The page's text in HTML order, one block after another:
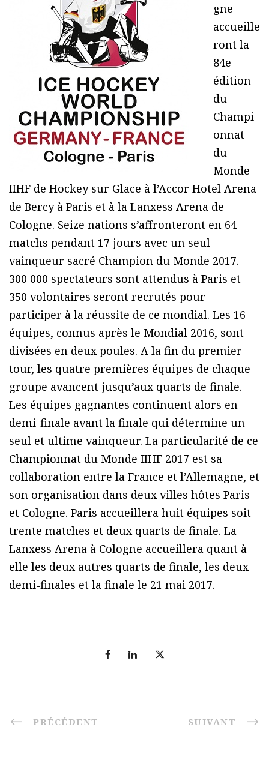
gne
accueille
ront la
84e
édition
du
Champi
onnat
du
Monde
IIHF de Hockey sur Glace à l’Accor Hotel Arena
de Bercy à Paris et à la Lanxess Arena de
Cologne. Seize nations s’affronteront en 64
matchs pendant 17 jours avec un seul
vainqueur sacré Champion du Monde 2017.
300 000 spectateurs sont attendus à Paris et
350 volontaires seront recrutés pour
participer à la réussite de ce mondial. Les 16
équipes, connus après le Mondial 2016, sont
divisées en deux poules. A la fin du premier
tour, les quatre premières équipes de chaque
groupe avancent jusqu’aux quarts de finale.
Les équipes gagnantes continuent alors en
demi-finale avant la finale qui détermine un
seul et ultime vainqueur. La particularité de ce
Championnat du Monde IIHF 2017 est sa
collaboration entre la France et l’Allemagne, et
son organisation dans deux villes hôtes Paris
et Cologne. Paris accueillera huit équipes soit
trente matches et deux quarts de finale. La
Lanxess Arena à Cologne accueillera quant à
elle les deux autres quarts de finale, les deux
demi-finales et la finale le 21 mai 2017.
PRÉCÉDENT SUIVANT